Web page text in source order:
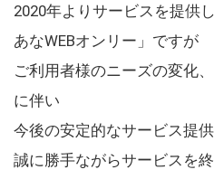
2020年よりサービスを提供
あなWEBオンリー」ですが
ご利用者様のニーズの変化
に伴い
今後の安定的なサービス提
誠に勝手ながらサービスを